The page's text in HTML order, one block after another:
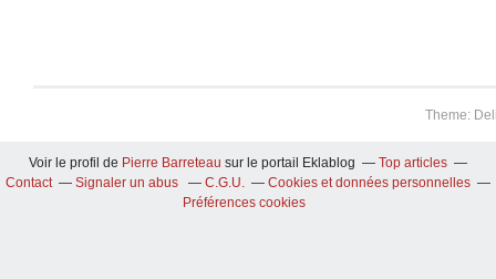
Theme:
Voir le profil de Pierre Barreteau sur le portail Eklablog
Top articles
Contact
Signaler un abus C.G.U.
Cookies et données personnelles
Préférences cookies